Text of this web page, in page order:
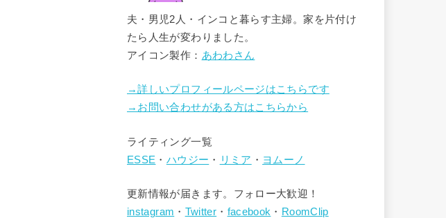
夫・男児2人・インコと暮らす主婦。家を片付け
たら人生が変わりました。
アイコン製作： あわわさん
→詳しいプロフィールページはこちらです
→お問い合わせがある方はこちらから
ライティング一覧
ESSE ・ ハウジー ・ リミア ・ ヨムーノ
更新情報が届きます。フォロー大歓迎！
instagram ・ Twitter ・ facebook ・ RoomClip